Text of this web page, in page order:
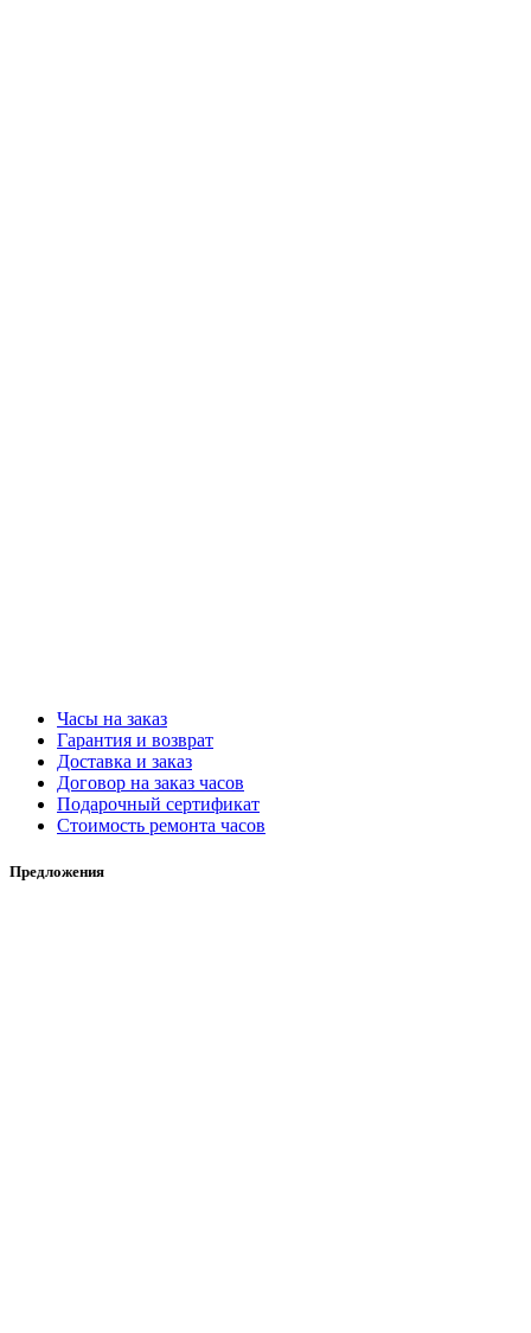
Часы на заказ
Гарантия и возврат
Доставка и заказ
Договор на заказ часов
Подарочный сертификат
Стоимость ремонта часов
Предложения